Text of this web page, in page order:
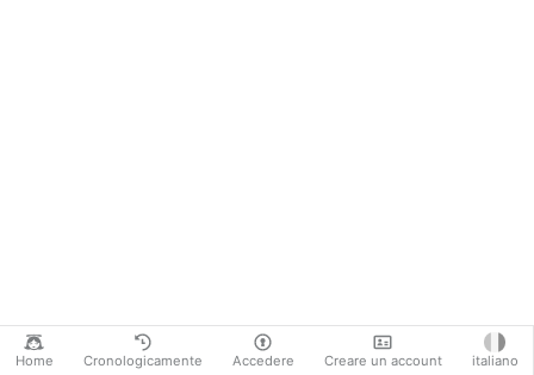
Home Cronologicamente Accedere Creare un account italiano